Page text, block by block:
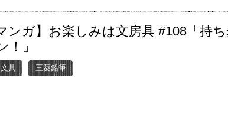
ンガ】お楽しみは文房具 #108「持
！」
具 三菱鉛筆